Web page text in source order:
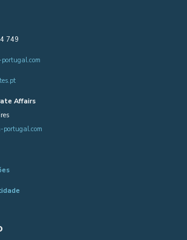
749
Affairs
portugal.com